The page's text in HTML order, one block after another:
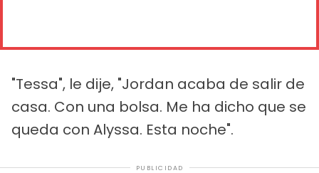
"Tessa", le dije, "Jordan acaba de salir de
casa. Con una bolsa. Me ha dicho que se
queda con Alyssa. Esta noche".
PUBLICIDAD